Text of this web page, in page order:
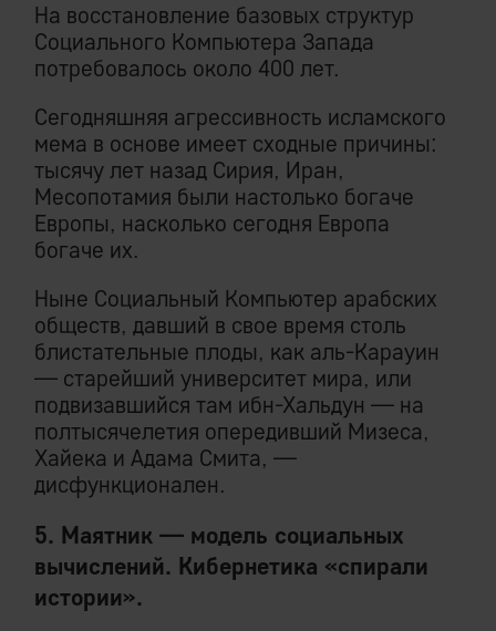
На восстановление базовых структур
Социального Компьютера Запада
потребовалось около 400 лет.
Сегодняшняя агрессивность исламского
мема в основе имеет сходные причины:
тысячу лет назад Сирия, Иран,
Месопотамия были настолько богаче
Европы, насколько сегодня Европа
богаче их.
Ныне Социальный Компьютер арабских
обществ, давший в свое время столь
блистательные плоды, как аль-Карауин
— старейший университет мира, или
подвизавшийся там ибн-Хальдун — на
полтысячелетия опередивший Мизеса,
Хайека и Адама Смита, —
дисфункционален.
5. Маятник — модель социальных
вычислений. Кибернетика «спирали
истории».